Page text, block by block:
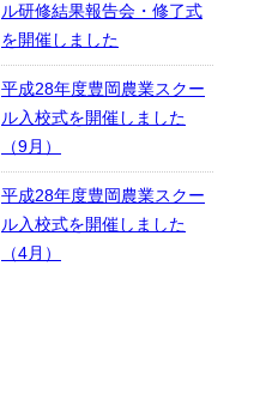
ル研修結果報告会・修了式
を開催しました
平成28年度豊岡農業スクー
ル入校式を開催しました
（9月）
平成28年度豊岡農業スクー
ル入校式を開催しました
（4月）